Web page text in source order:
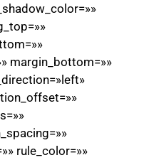
margin_bottom=»»
rule_color=»»